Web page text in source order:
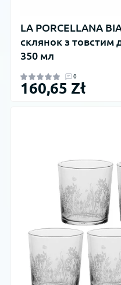
LA PORCELLANA
склянок з
350 мл
0
160,65 Zł